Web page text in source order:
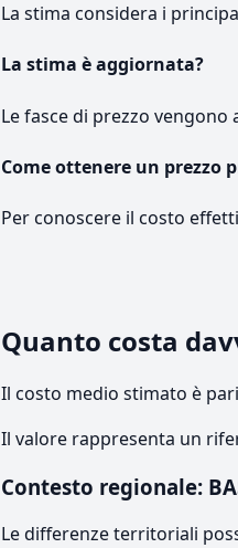
La stima considera i
La stima è aggiornata?
Le fasce di prezzo
Come ottenere un prezzo
Per conoscere il costo
Quanto costa
Il costo medio stimato è
Il valore rappresenta un
Contesto regionale:
Le differenze territoriali